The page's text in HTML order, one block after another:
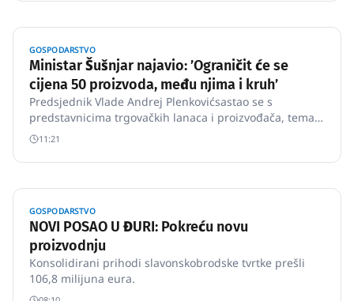
GOSPODARSTVO
Ministar Šušnjar najavio: ʼOgraničit će se
cijena 50 proizvoda, među njima i kruhʼ
Predsjednik Vlade Andrej Plenkovićsastao se s
predstavnicima trgovačkih lanaca i proizvođača, tema
je bila proširenje popisa proizvoda koji će imati
ograničene cijene.
11:21
GOSPODARSTVO
NOVI POSAO U ĐURI: Pokreću novu
proizvodnju
Konsolidirani prihodi slavonskobrodske tvrtke prešli
106,8 milijuna eura.